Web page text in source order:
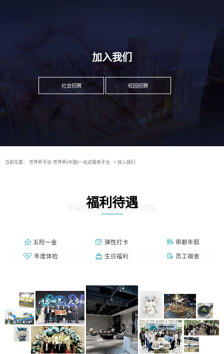
加入我们
社会招聘 校园招聘
当前位置： 世界杯平台-世界杯(中国)一站式服务平台, > 加入我们
福利待遇
FRINGE BENEFITS
五险一金 弹性打卡 带薪年假
年度体检 生日福利 员工宿舍